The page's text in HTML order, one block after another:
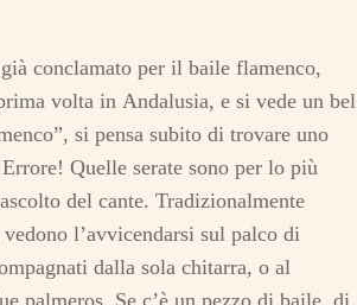
conclamato per il baile flamenco,
volta in Andalusia, e si vede un bel
si pensa subito di trovare uno
Quelle serate sono per lo più
del cante. Tradizionalmente
l’avvicendarsi sul palco di
dalla sola chitarra, o al